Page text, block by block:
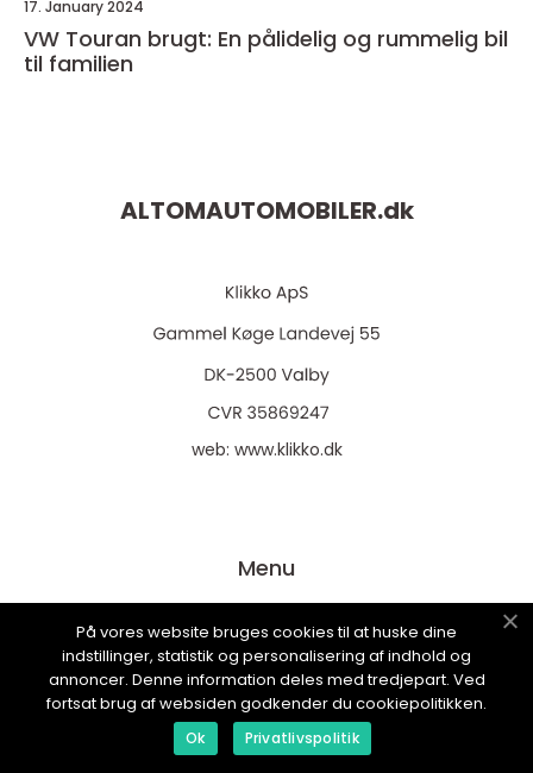
17. January 2024
VW Touran brugt: En pålidelig og rummelig bil
til familien
ALTOMAUTOMOBILER.dk
web: www.klikko.dk
Menu
Annoncering
Om os
Cookies
Kontakt os
På vores website bruges cookies til at huske dine
indstillinger, statistik og personalisering af indhold og
annoncer. Denne information deles med tredjepart. Ved
fortsat brug af websiden godkender du cookiepolitikken.
Ok Privatlivspolitik